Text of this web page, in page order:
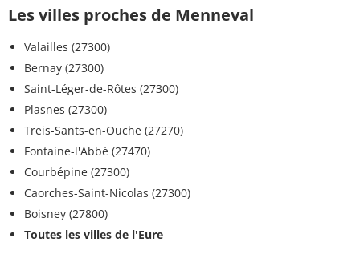
Les villes proches de Menneval
Valailles (27300)
Bernay (27300)
Saint-Léger-de-Rôtes (27300)
Plasnes (27300)
Treis-Sants-en-Ouche (27270)
Fontaine-l'Abbé (27470)
Courbépine (27300)
Caorches-Saint-Nicolas (27300)
Boisney (27800)
Toutes les villes de l'Eure